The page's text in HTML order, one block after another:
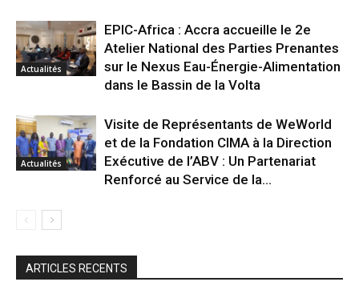
Actualités
EPIC-Africa : Accra accueille le 2e
Atelier National des Parties Prenantes
sur le Nexus Eau-Énergie-Alimentation
dans le Bassin de la Volta
Actualités
Visite de Représentants de WeWorld
et de la Fondation CIMA à la Direction
Exécutive de l’ABV : Un Partenariat
Renforcé au Service de la...
ARTICLES RECENTS